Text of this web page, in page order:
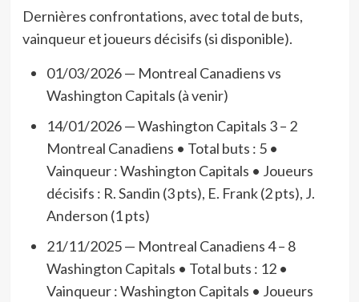
Dernières confrontations, avec total de buts,
vainqueur et joueurs décisifs (si disponible).
01/03/2026 — Montreal Canadiens vs
Washington Capitals (à venir)
14/01/2026 — Washington Capitals 3 – 2
Montreal Canadiens • Total buts : 5 •
Vainqueur : Washington Capitals • Joueurs
décisifs : R. Sandin (3 pts), E. Frank (2 pts), J.
Anderson (1 pts)
21/11/2025 — Montreal Canadiens 4 – 8
Washington Capitals • Total buts : 12 •
Vainqueur : Washington Capitals • Joueurs